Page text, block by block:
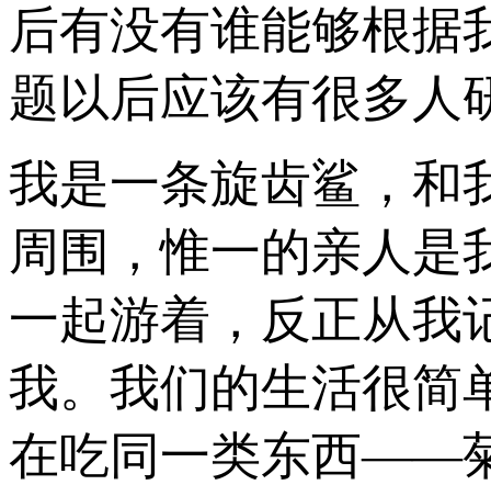
后有没有谁能够根据
题以后应该有很多人
我是一条旋齿鲨，和
周围，惟一的亲人是
一起游着，反正从我
我。我们的生活很简
在吃同一类东西——